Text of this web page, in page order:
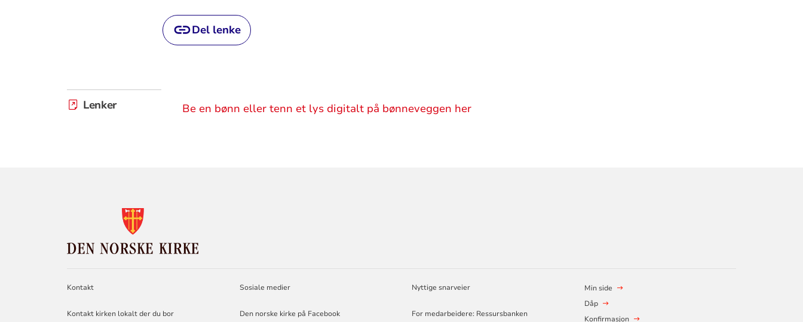
Del lenke
Lenker Be en bønn eller tenn et lys digitalt på bønneveggen her
NORSKE
KIRKE
Kontakt
Kontakt kirken lokalt der du bor
Sosiale medier
Den norske kirke på Facebook
Nyttige snarveier
For medarbeidere: Ressursbanken
Min side
Dåp
Konfirmasjon